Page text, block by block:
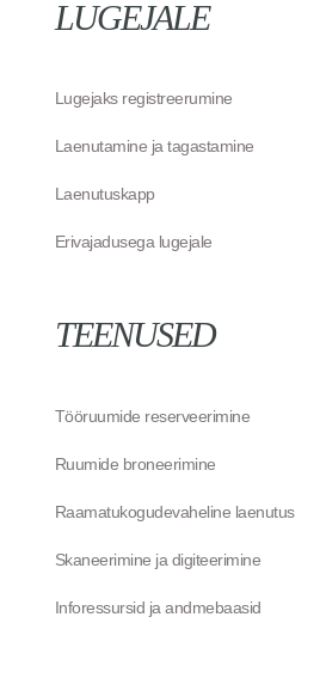
LUGEJALE
Lugejaks registreerumine
Laenutamine ja tagastamine
Laenutuskapp
Erivajadusega lugejale
TEENUSED
Tööruumide reserveerimine
Ruumide broneerimine
Raamatukogudevaheline laenutus
Skaneerimine ja digiteerimine
Inforessursid ja andmebaasid